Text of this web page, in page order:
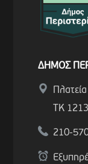
ΔΗΜΟΣ
ΤΚ
210-